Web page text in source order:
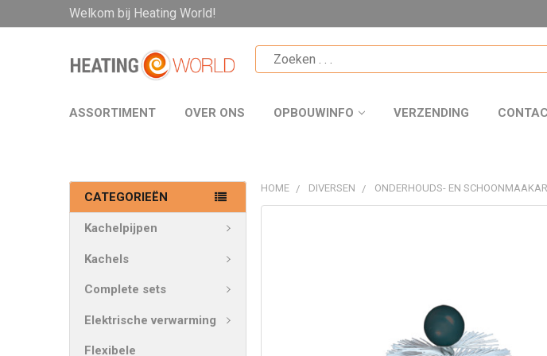
Welkom bij Heating World!
ASSORTIMENT OVER ONS OPBOUWINFO VERZENDING
CATEGORIEËN
Kachelpijpen
Kachels
Complete sets
Elektrische verwarming
Flexibele
HOME DIVERSEN ONDERHOUDS- EN